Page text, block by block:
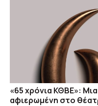
«65 χρόνια ΚΘΒΕ»:
αφιερωμένη στο